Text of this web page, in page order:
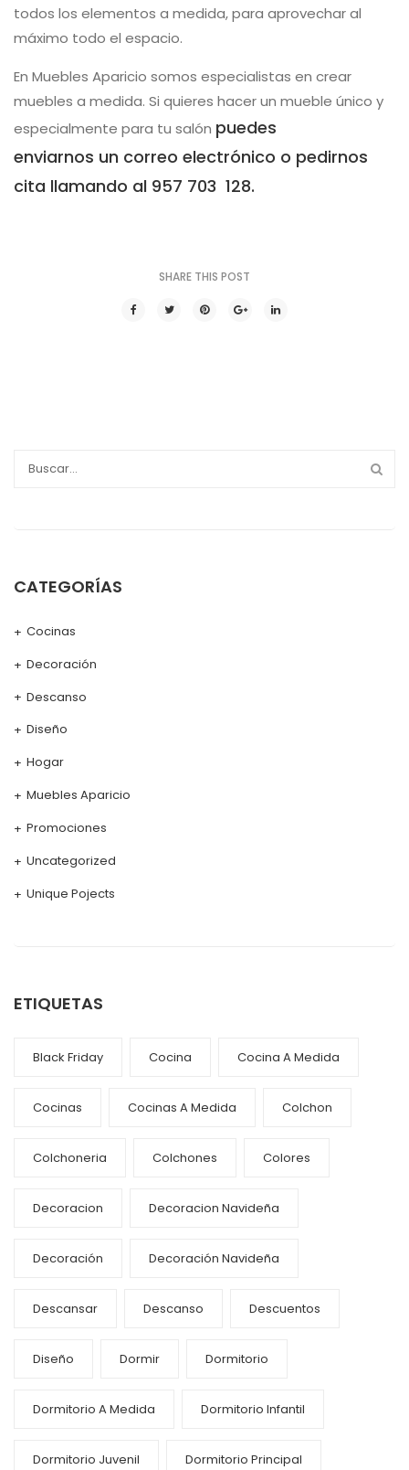
todos los elementos a medida, para aprovechar al
máximo todo el espacio.
En Muebles Aparicio somos especialistas en crear
muebles a medida. Si quieres hacer un mueble único y
especialmente para tu salón puedes
enviarnos un correo electrónico o pedirnos
cita llamando al 957 703 128.
SHARE THIS POST
CATEGORÍAS
Cocinas
Decoración
Descanso
Diseño
Hogar
Muebles Aparicio
Promociones
Uncategorized
Unique Pojects
ETIQUETAS
Black Friday Cocina Cocina A Medida
Cocinas Cocinas A Medida Colchon
Colchoneria Colchones Colores
Decoracion Decoracion Navideña
Decoración Decoración Navideña
Descansar Descanso Descuentos
Diseño Dormir Dormitorio
Dormitorio A Medida Dormitorio Infantil
Dormitorio Juvenil Dormitorio Principal